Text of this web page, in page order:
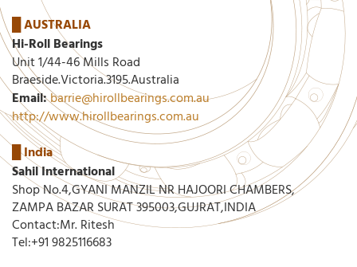
AUSTRALIA
Hi-Roll Bearings
Unit 1/44-46 Mills Road
Braeside.Victoria.3195.Australia
Email:barrie@hirollbearings.com.au
http://www.hirollbearings.com.au
█India
Sahil International
Shop No.4,GYANI MANZIL NR HAJOORI CHAMBERS,
ZAMPA BAZAR SURAT 395003,GUJRAT,INDIA
Contact:Mr. Ritesh
Tel:+91 9825116683